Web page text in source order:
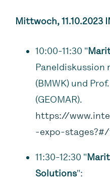
Mittwoch, 11.10.2023
10:00-11:30 "
Paneldiskussion
(BMWK) und
(GEOMAR).
https://
-expo-stages?#/
11:30-12:30 "
Solutions":